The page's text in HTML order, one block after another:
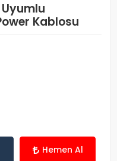
Uyumlu
Kablosu
Hemen Al